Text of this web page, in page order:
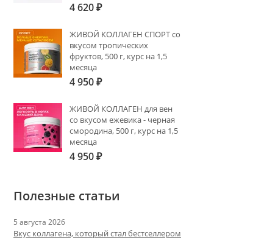
4 620₽
ЖИВОЙ КОЛЛАГЕН СПОРТ со
вкусом тропических
фруктов, 500 г, курс на 1,5
месяца
4 950₽
ЖИВОЙ КОЛЛАГЕН для вен
со вкусом ежевика - черная
смородина, 500 г, курс на 1,5
месяца
4 950₽
Полезные статьи
5 августа 2026
Вкус коллагена, который стал бестселлером